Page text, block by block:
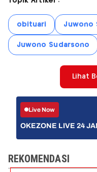
obituari Juwono
Juwono Sudarsono
Lihat
Live Now
OKEZONE LIVE 24